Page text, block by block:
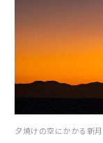
夕焼けの空にかかる新